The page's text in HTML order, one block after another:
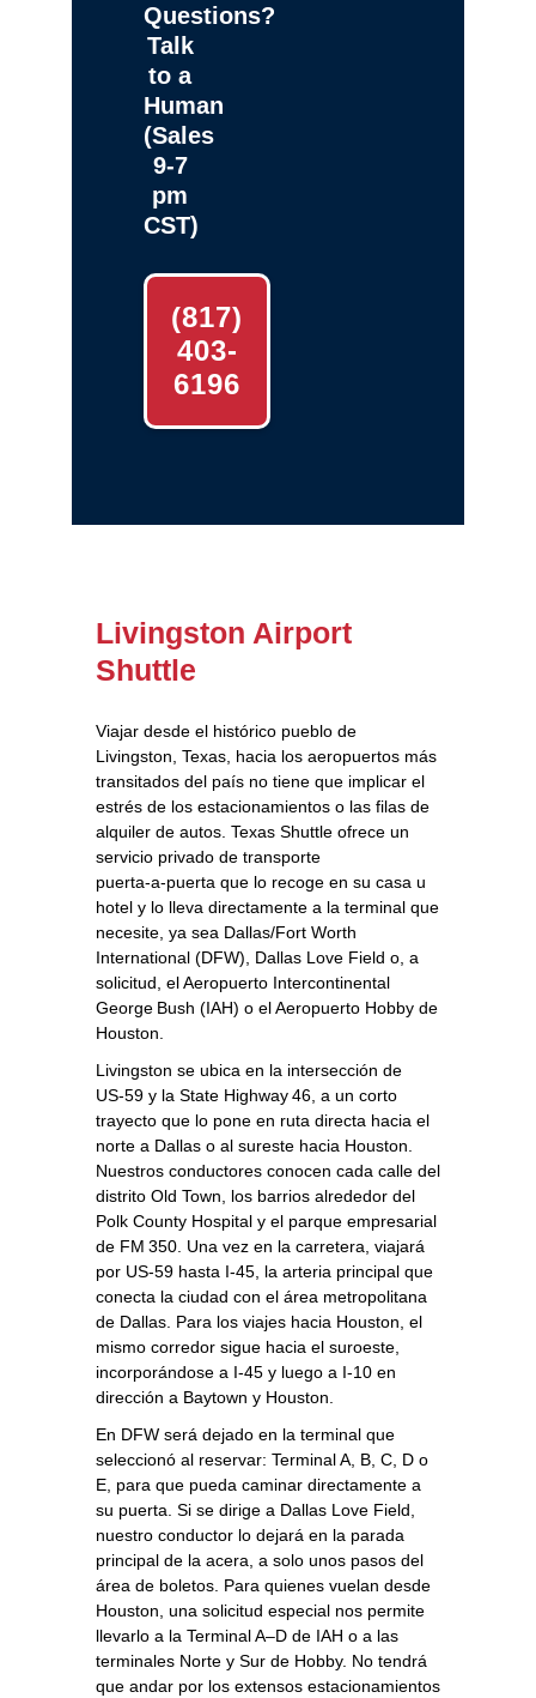
Questions?
Talk
to a
Human
(Sales
9-7
pm
CST)
(817)
403-
6196
Livingston Airport
Shuttle
Viajar desde el histórico pueblo de
Livingston, Texas, hacia los aeropuertos más
transitados del país no tiene que implicar el
estrés de los estacionamientos o las filas de
alquiler de autos. Texas Shuttle ofrece un
servicio privado de transporte
puerta‑a‑puerta que lo recoge en su casa u
hotel y lo lleva directamente a la terminal que
necesite, ya sea Dallas/Fort Worth
International (DFW), Dallas Love Field o, a
solicitud, el Aeropuerto Intercontinental
George Bush (IAH) o el Aeropuerto Hobby de
Houston.
Livingston se ubica en la intersección de
US‑59 y la State Highway 46, a un corto
trayecto que lo pone en ruta directa hacia el
norte a Dallas o al sureste hacia Houston.
Nuestros conductores conocen cada calle del
distrito Old Town, los barrios alrededor del
Polk County Hospital y el parque empresarial
de FM 350. Una vez en la carretera, viajará
por US‑59 hasta I‑45, la arteria principal que
conecta la ciudad con el área metropolitana
de Dallas. Para los viajes hacia Houston, el
mismo corredor sigue hacia el suroeste,
incorporándose a I‑45 y luego a I‑10 en
dirección a Baytown y Houston.
En DFW será dejado en la terminal que
seleccionó al reservar: Terminal A, B, C, D o
E, para que pueda caminar directamente a
su puerta. Si se dirige a Dallas Love Field,
nuestro conductor lo dejará en la parada
principal de la acera, a solo unos pasos del
área de boletos. Para quienes vuelan desde
Houston, una solicitud especial nos permite
llevarlo a la Terminal A–D de IAH o a las
terminales Norte y Sur de Hobby. No tendrá
que andar por los extensos estacionamientos